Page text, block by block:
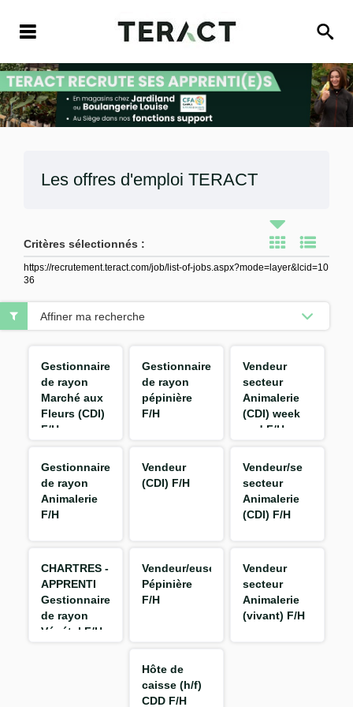
Les offres d'emploi TERACT
Critères sélectionnés :
https://recrutement.teract.com/job/list-of-jobs.aspx?mode=layer&lcid=10
36
Gestionnaire
de rayon
Marché aux
Fleurs (CDI)
F/H
Gestionnaire
de rayon
pépinière
F/H
Vendeur
secteur
Animalerie
(CDI) week
end F/H
Gestionnaire
de rayon
Animalerie
F/H
Vendeur
(CDI) F/H
Vendeur/se
secteur
Animalerie
(CDI) F/H
CHARTRES -
APPRENTI
Gestionnaire
de rayon
Végétal F/H
Vendeur/euse
Pépinière
F/H
Vendeur
secteur
Animalerie
(vivant) F/H
Hôte de
caisse (h/f)
CDD F/H
Affiner ma recherche